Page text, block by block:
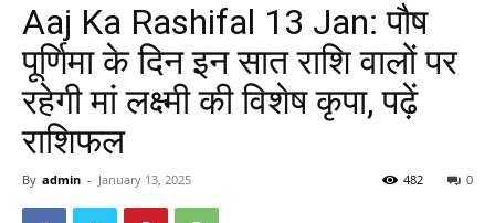
Aaj Ka Rashifal 13 Jan: पौष
पूर्णिमा के दिन इन सात राशि वालों पर
रहेगी मां लक्ष्मी की विशेष कृपा, पढ़ें
राशिफल
By admin - January 13, 2025 0
482